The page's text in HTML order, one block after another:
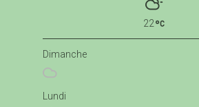
22
Dimanche
Lundi